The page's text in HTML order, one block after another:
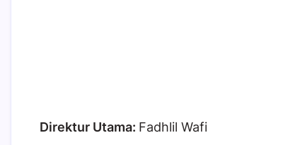
Direktur Utama: Fadhlil Wafi